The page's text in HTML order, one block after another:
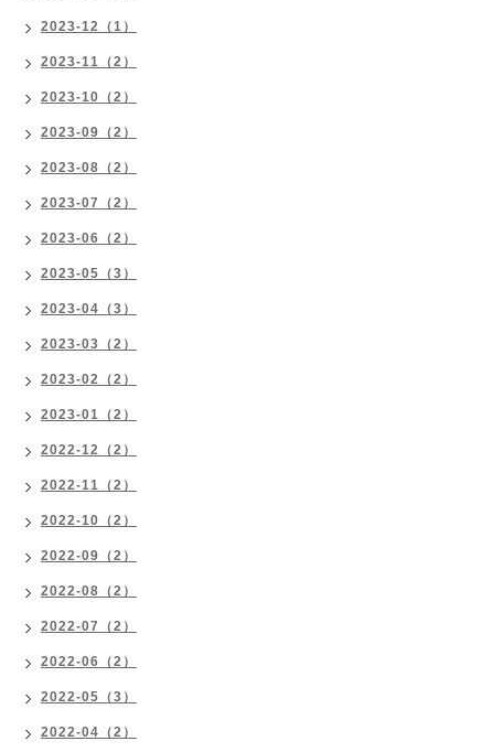
2023-12（1）
2023-11（2）
2023-10（2）
2023-09（2）
2023-08（2）
2023-07（2）
2023-06（2）
2023-05（3）
2023-04（3）
2023-03（2）
2023-02（2）
2023-01（2）
2022-12（2）
2022-11（2）
2022-10（2）
2022-09（2）
2022-08（2）
2022-07（2）
2022-06（2）
2022-05（3）
2022-04（2）